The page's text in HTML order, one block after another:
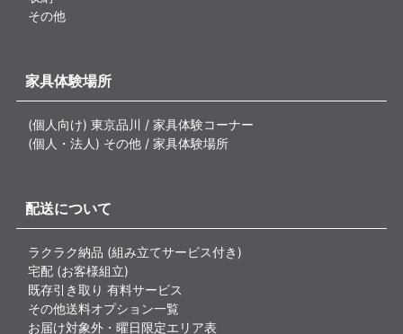
その他
家具体験場所
(個人向け) 東京品川 / 家具体験コーナー
(個人・法人) その他 / 家具体験場所
配送について
ラクラク納品 (組み立てサービス付き)
宅配 (お客様組立)
既存引き取り 有料サービス
その他送料オプション一覧
お届け対象外・曜日限定エリア表